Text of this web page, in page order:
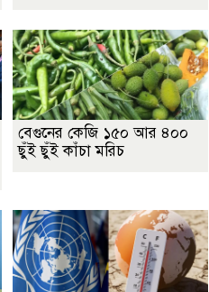
বেগুনের কেজি ১৫০ আর ৪০০
ছুঁই ছুঁই কাঁচা মরিচ